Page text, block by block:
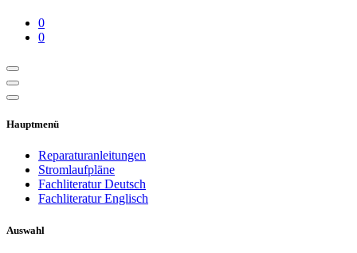
0
0
Hauptmenü
Reparaturanleitungen
Stromlaufpläne
Fachliteratur Deutsch
Fachliteratur Englisch
Auswahl